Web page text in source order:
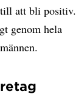
till att bli positiv.
genom hela